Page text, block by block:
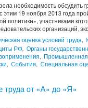
необходимость обсудить
этим 19 ноября 2013 года
политики», участниками
организаций,
оценка условий труда,
РФ, Органы
, Промышленная
, События, Специальная
труда от «А» до «Я»